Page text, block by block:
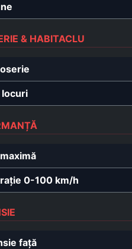
& HABITACLU
locuri
0-100 km/h
față